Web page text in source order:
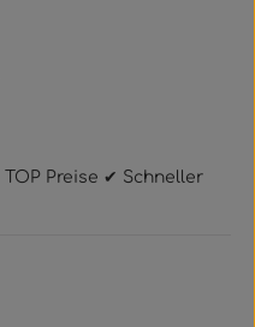
Preise ✔ Schneller